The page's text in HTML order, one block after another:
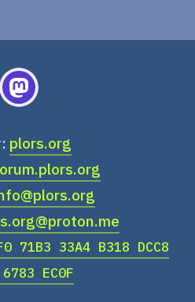
plors.org
71B3 33A4 B318 DCC8
EC0F